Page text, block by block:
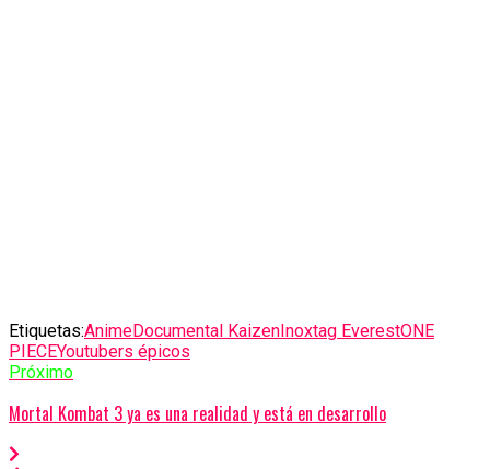
Etiquetas:AnimeDocumental KaizenInoxtag EverestONE
PIECEYoutubers épicos
Próximo
Mortal Kombat 3 ya es una realidad y está en desarrollo